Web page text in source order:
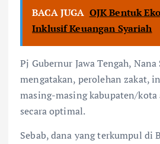
BACA JUGA OJK Bentuk
Inklusif Keuangan Syariah
Pj Gubernur Jawa Tengah, Nana
mengatakan, perolehan zakat,
masing-masing kabupaten/
secara optimal.
Sebab, dana yang terkumpul di